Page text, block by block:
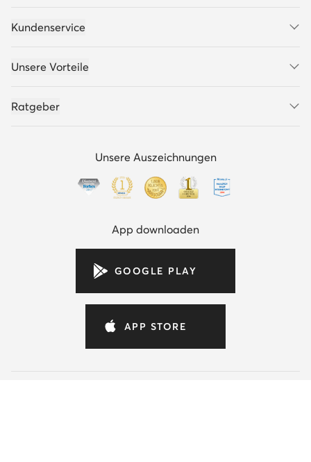
Kundenservice
Unsere Vorteile
Ratgeber
Unsere Auszeichnungen
App downloaden
GOOGLE PLAY
APP STORE